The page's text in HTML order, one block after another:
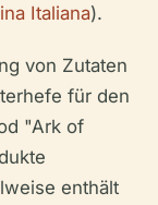
Italiana).
von Zutaten
für den
"Ark of
enthält